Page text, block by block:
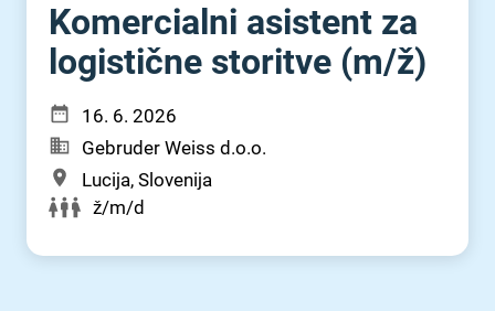
Komercialni asistent za
logistične storitve (m⁠/⁠ž)
16. 6. 2026
Gebruder Weiss d.o.o.
Lucija, Slovenija
ž/m/d